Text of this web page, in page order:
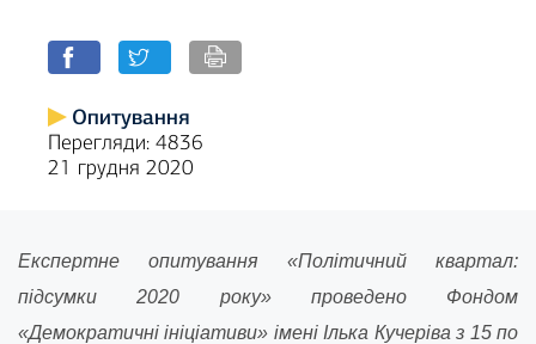
Опитування
Перегляди: 4836
21 грудня 2020
Експертне опитування «Політичний квартал:
підсумки 2020 року» проведено Фондом
«Демократичні ініціативи» імені Ілька Кучеріва з 15 по